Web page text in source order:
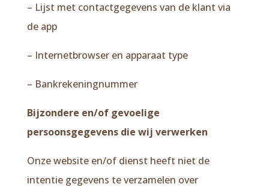
– Lijst met contactgegevens van de klant via
de app
– Internetbrowser en apparaat type
– Bankrekeningnummer
Bijzondere en/of gevoelige
persoonsgegevens die wij verwerken
Onze website en/of dienst heeft niet de
intentie gegevens te verzamelen over